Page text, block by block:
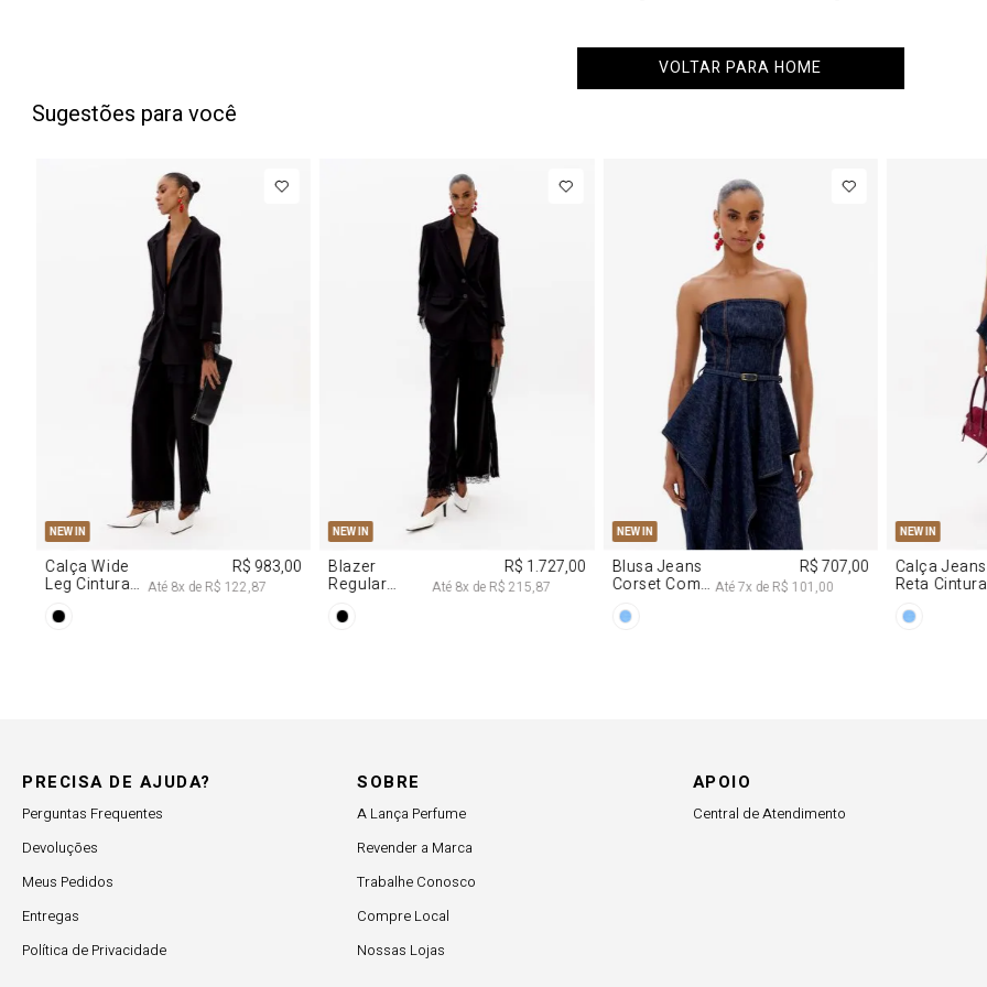
VOLTAR PARA HOME
Sugestões para você
NEW IN
PP P M
Blusa Jeans
Corset Com
R$ 707,00
Até7x deR$ 101,00
NEW IN
34 38
Calça Jeans
Reta Cintura
R$ 617,00
Até6x deR$ 102,83
NEW IN
PP P
Vestido
Decote
Brilhos
R$ 2.997,00
Até8x deR$ 374,62
PRECISA DE AJUDA?
Perguntas Frequentes
Devoluções
Meus Pedidos
Entregas
Política de Privacidade
SOBRE
A Lança Perfume
Revender a Marca
Trabalhe Conosco
Compre Local
Nossas Lojas
APOIO
Central de Atendimento